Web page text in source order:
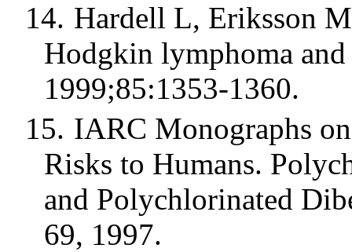
14. Hardell L, Eriksson
Hodgkin lymphoma and
1999;85:1353-1360.
15. IARC Monographs
Risks to Humans.
and Polychlorinated
69, 1997.